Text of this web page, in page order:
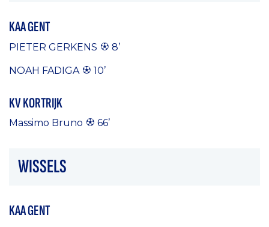
KAA GENT
PIETER GERKENS 8’
NOAH FADIGA 10’
KV KORTRIJK
Massimo Bruno 66’
WISSELS
KAA GENT